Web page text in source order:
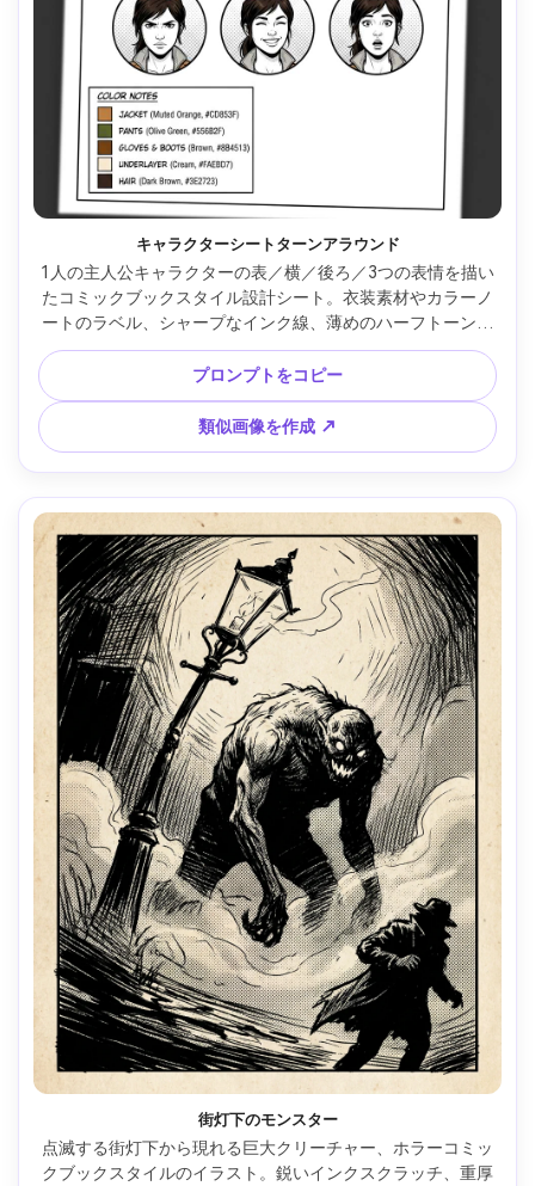
キャラクターシートターンアラウンド
1人の主人公キャラクターの表／横／後ろ／3つの表情を描い
たコミックブックスタイル設計シート。衣装素材やカラーノ
ートのラベル、シャープなインク線、薄めのハーフトーンシ
ャドウ、クリーンな白背景、スタジオフラットなコミック表
現、制作向きレイアウト、85mmレンズ、浅い被写界深度 --
ar 4:5
プロンプトをコピー
類似画像を作成 ↗
街灯下のモンスター
点滅する街灯下から現れる巨大クリーチャー、ホラーコミッ
クブックスタイルのイラスト。鋭いインクスクラッチ、重厚